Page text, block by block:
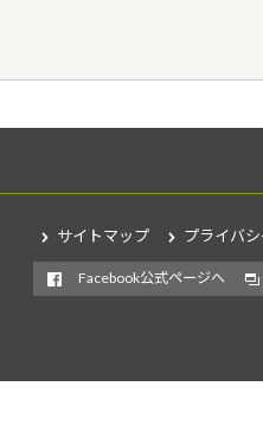
サイトマップ プライバ
Facebook公式ページへ